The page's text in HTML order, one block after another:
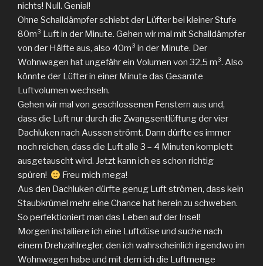
nichts! Null. Genial!
Ohne Schalldämpfer schiebt der Lüfter bei kleiner Stufe
80m³ Luft in der Minute. Gehen wir mal mit Schalldämpfer
von der Hälfte aus, also 40m³ in der Minute. Der
Wohnwagen hat ungefähr ein Volumen von 32,5 m³. Also
könnte der Lüfter in einer Minute das Gesamte
Luftvolumen wechseln.
Gehen wir mal von geschlossenen Fenstern aus und,
dass die Luft nur durch die Zwangsentlüftung der vier
Dachluken nach Aussen strömt. Dann dürfte es immer
noch reichen, dass die Luft alle 3 – 4 Minuten komplett
ausgetauscht wird. Jetzt kann ich es schon richtig
spüren!
Freu mich mega!
Aus den Dachluken dürfte genug Luft strömen, dass kein
Staubkrümel mehr eine Chance hat herein zu schweben.
So perfektioniert man das Leben auf der Insel!
Morgen installiere ich eine Luftdüse und suche nach
einem Drehzahlregler, den ich wahrscheinlich irgendwo im
Wohnwagen habe und mit dem ich die Luftmenge